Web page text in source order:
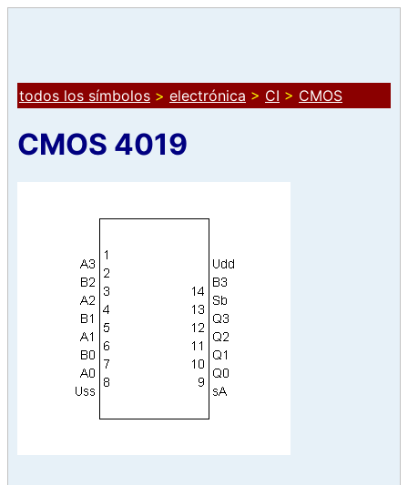
todos los símbolos > electrónica > CI > CMOS
CMOS 4019